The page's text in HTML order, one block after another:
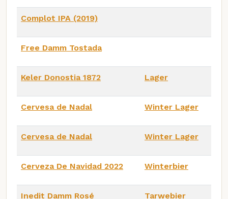
Complot IPA (2019)
Free Damm Tostada
Keler Donostia 1872 Lager
Cervesa de Nadal Winter Lager
Cervesa de Nadal Winter Lager
Cerveza De Navidad 2022 Winterbier
Inedit Damm Rosé Tarwebier